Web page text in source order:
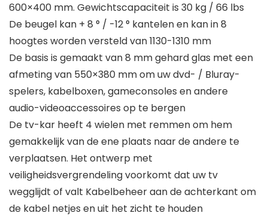
600×400 mm. Gewichtscapaciteit is 30 kg / 66 lbs
De beugel kan + 8 ° / -12 ° kantelen en kan in 8
hoogtes worden versteld van 1130-1310 mm
De basis is gemaakt van 8 mm gehard glas met een
afmeting van 550×380 mm om uw dvd- / Bluray-
spelers, kabelboxen, gameconsoles en andere
audio-videoaccessoires op te bergen
De tv-kar heeft 4 wielen met remmen om hem
gemakkelijk van de ene plaats naar de andere te
verplaatsen. Het ontwerp met
veiligheidsvergrendeling voorkomt dat uw tv
wegglijdt of valt Kabelbeheer aan de achterkant om
de kabel netjes en uit het zicht te houden